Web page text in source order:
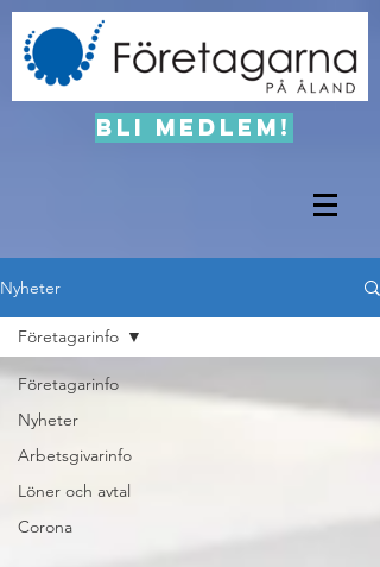
Bli medlem!
Nyheter
Företagarinfo
Nyheter
Arbetsgivarinfo
Löner och avtal
Corona
Företagarinfo